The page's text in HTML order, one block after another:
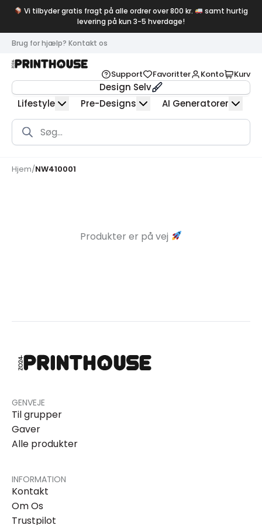
Vi tilbyder gratis fragt på alle ordrer over 800 kr.
samt hurtig
levering på kun 3-5 hverdage!
Brug for hjælp? Kontakt os
Support Favoritter Konto Kurv
Design Selv
Lifestyle
Pre-Designs AI Generatorer
Products
search
Hjem/NW410001
Produkter er på vej
GENVEJE
Til grupper
Gaver
Alle produkter
INFORMATION
Kontakt
Om Os
Trustpilot